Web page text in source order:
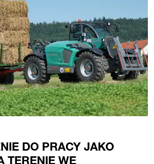
DO PRACY JAKO